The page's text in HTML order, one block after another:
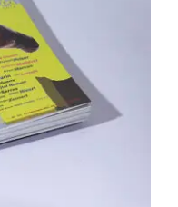
qui vient